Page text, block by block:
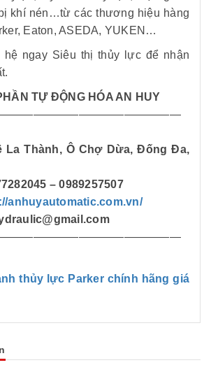
khí nén…từ các thương hiệu hàng
Eaton, ASEDA, YUKEN…
hệ ngay Siêu thị thủy lực để nhận
TỰ ĐỘNG HÓA AN HUY
La Thành, Ô Chợ Dừa, Đống Đa,
– 0989257507
anhuyautomatic.com.vn/
thủy lực Parker chính hãng giá